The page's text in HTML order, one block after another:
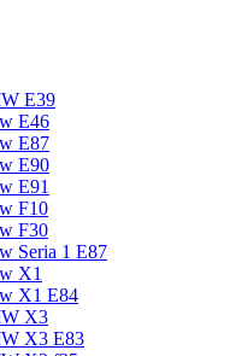
E39
E46
E87
E90
E91
F10
F30
Seria 1 E87
X1
X1 E84
X3
X3 E83